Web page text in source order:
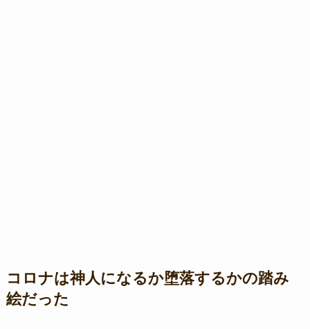
コロナは神人になるか堕落するかの踏み
絵だった